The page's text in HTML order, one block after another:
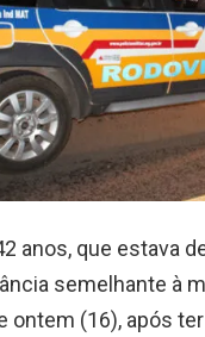
anos, que estava
semelhante à
ontem (16), após